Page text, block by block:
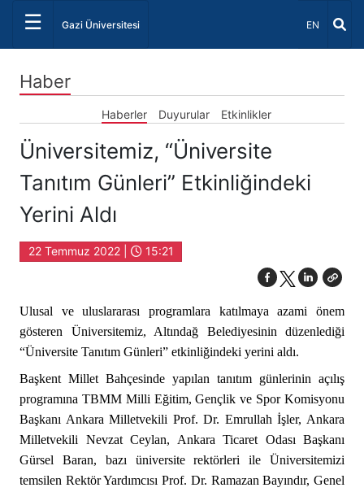
☰ Gazi Üniversitesi Dil Seçiniz
EN
Haber
Haberler Duyurular Etkinlikler
Üniversitemiz, “Üniversite
Tanıtım Günleri” Etkinliğindeki
Yerini Aldı
22 Temmuz 2022 | 15:21
Ulusal ve uluslararası programlara katılmaya azami önem
gösteren Üniversitemiz, Altındağ Belediyesinin düzenlediği
“Üniversite Tanıtım Günleri” etkinliğindeki yerini aldı.
Başkent Millet Bahçesinde yapılan tanıtım günlerinin açılış
programına TBMM Milli Eğitim, Gençlik ve Spor Komisyonu
Başkanı Ankara Milletvekili Prof. Dr. Emrullah İşler, Ankara
Milletvekili Nevzat Ceylan, Ankara Ticaret Odası Başkanı
Gürsel Baran, bazı üniversite rektörleri ile Üniversitemizi
temsilen Rektör Yardımcısı Prof. Dr. Ramazan Bayındır, Genel